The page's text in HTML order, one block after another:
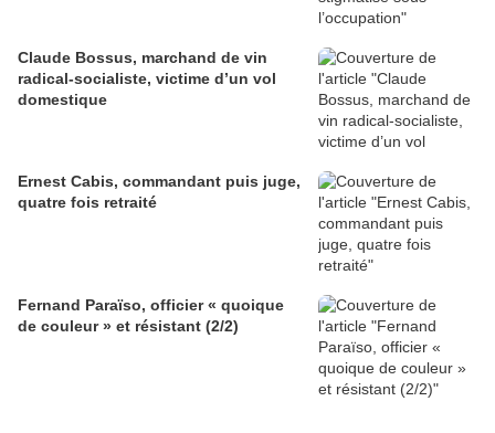
Claude Bossus, marchand de vin
radical-socialiste, victime d’un vol
domestique
Ernest Cabis, commandant puis juge,
quatre fois retraité
Fernand Paraïso, officier « quoique
de couleur » et résistant (2/2)